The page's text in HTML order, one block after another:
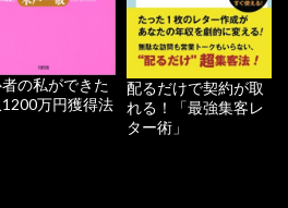
の私ができた
万円獲得法
配るだけで契約が取
れる！「最強集客レ
ター術」